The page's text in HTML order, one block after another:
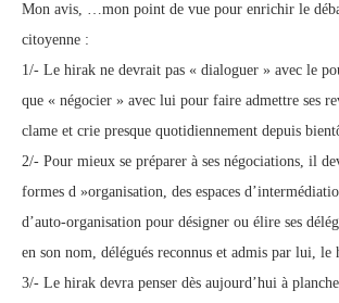
Mon avis, …mon point de vue pour enrichir le
citoyenne :
1/- Le hirak ne devrait pas « dialoguer » avec le
que « négocier » avec lui pour faire admettre ses
clame et crie presque quotidiennement depuis
2/- Pour mieux se préparer à ses négociations, il
formes d »organisation, des espaces
d’auto-organisation pour désigner ou élire ses
en son nom, délégués reconnus et admis par lui, le
3/- Le hirak devra penser dès aujourd’hui à